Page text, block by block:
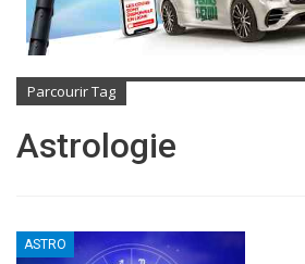
Parcourir Tag
Astrologie
ASTRO